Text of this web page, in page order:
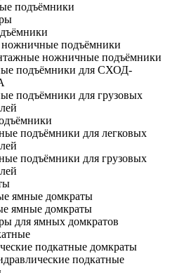
подъёмники
подъёмники
ножничные подъёмники
подъёмники для СХОД-
подъёмники для грузовых
подъёмники для легковых
подъёмники для грузовых
ямные домкраты
ямные домкраты
для ямных домкратов
подкатные домкраты
подкатные